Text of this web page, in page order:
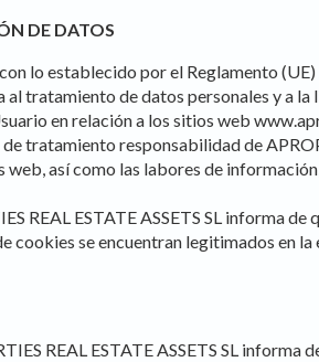
DE DATOS
lo establecido por el Reglamento
al tratamiento de datos personales y a
en relación a los sitios web
tratamiento responsabilidad de
web, así como las labores de
REAL ESTATE ASSETS SL informa
cookies se encuentran legitimados en
REAL ESTATE ASSETS SL